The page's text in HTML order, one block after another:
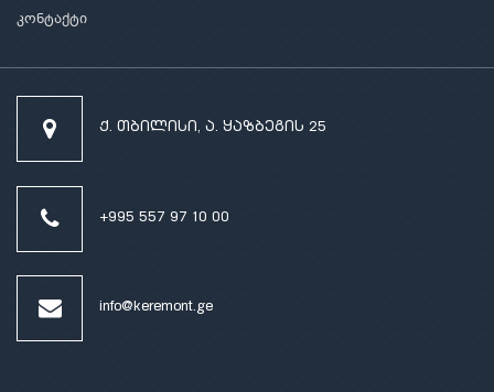
კონტაქტი
ქ. თბილისი, ა. ყაზბეგის 25
+995 557 97 10 00
info@keremont.ge